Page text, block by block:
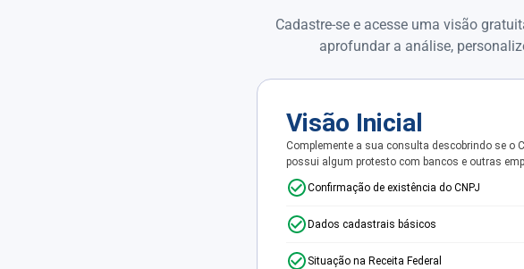
Cadastre-se e acesse uma visão
aprofundar a análise,
Visão Inicial
Complemente a sua consulta descobrindo se o
possui algum protesto com bancos e outras
Confirmação de existência do CNPJ
Dados cadastrais básicos
Situação na Receita Federal